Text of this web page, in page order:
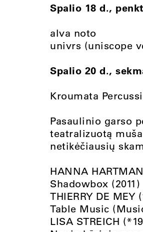
Spalio 18 d.,
alva noto
univrs (uniscope
Spalio 20 d.,
Kroumata
Pasaulinio garso
teatralizuotą
netikėčiausių
HANNA
Shadowbox (2011)
THIERRY DE MEY
Table Music
LISA STREICH